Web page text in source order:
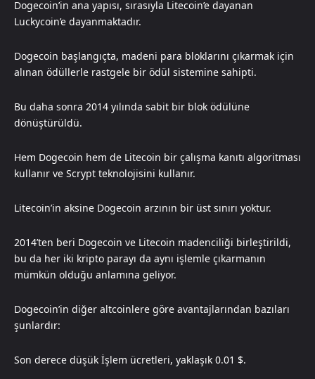
Dogecoin’in ana yapısı, sırasıyla Litecoin’e dayanan
Luckycoin’e dayanmaktadır.
Dogecoin başlangıçta, madeni para bloklarını çıkarmak için
alınan ödüllerle rastgele bir ödül sistemine sahipti.
Bu daha sonra 2014 yılında sabit bir blok ödülüne
dönüştürüldü.
Hem Dogecoin hem de Litecoin bir çalışma kanıtı algoritması
kullanır ve Scrypt teknolojisini kullanır.
Litecoin’in aksine Dogecoin arzının bir üst sınırı yoktur.
2014’ten beri Dogecoin ve Litecoin madenciliği birleştirildi,
bu da her iki kripto parayı da aynı işlemle çıkarmanın
mümkün olduğu anlamına geliyor.
Dogecoin’in diğer altcoinlere göre avantajlarından bazıları
şunlardır:
Son derece düşük İşlem ücretleri, yaklaşık 0.01 $.